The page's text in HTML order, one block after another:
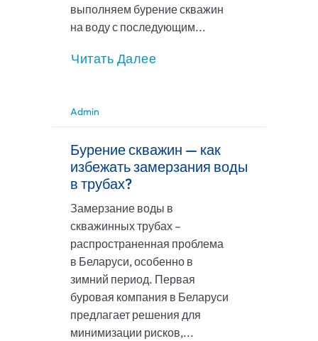
выполняем бурение скважин
на воду с последующим...
Читать Далее
Admin
Бурение скважин — как
избежать замерзания воды
в трубах?
Замерзание воды в
скважинных трубах –
распространенная проблема
в Беларуси, особенно в
зимний период. Первая
буровая компания в Беларуси
предлагает решения для
минимизации рисков,...